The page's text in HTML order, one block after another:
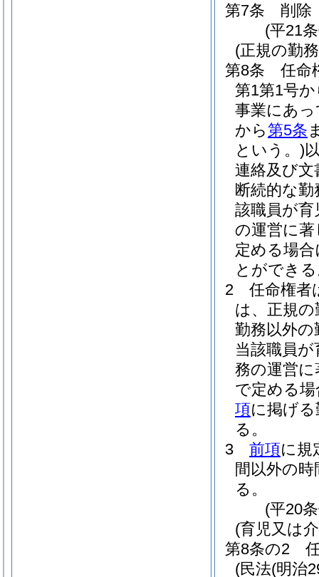
第7条
削除
(平21
(正規の勤
第8条
任命
第1第1号
事業にあ
から第5条
という。)
連絡及び
断続的な
該職員が
の運営に
定める場
とができ
2
任命権者
は、正規
勤務以外
当該職員
務の運営
で定める
項に掲げ
る。
3
前項に規
間以外の
る。
(平20
(育児又は
第8条の2
(民法(明治